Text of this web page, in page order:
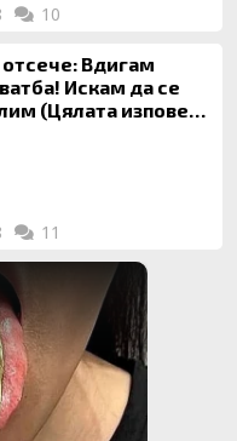
10
Вдигам
Искам да се
(Цялата изповед
11